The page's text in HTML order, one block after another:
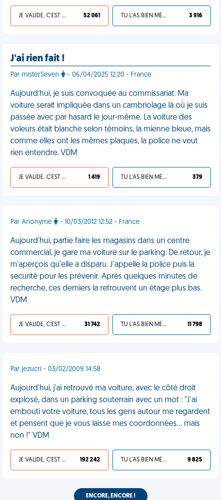
JE VALIDE, C'EST UNE VDM 52 061 TU L'AS BIEN MÉRITÉ 3 916
J'ai rien fait !
Par misterSeven - 06/04/2025 12:20 - France
Aujourd’hui, je suis convoquée au commissariat. Ma
voiture serait impliquée dans un cambriolage là où je suis
passée avec par hasard le jour-même. La voiture des
voleurs était blanche selon témoins, la mienne bleue, mais
comme elles ont les mêmes plaques, la police ne veut
rien entendre. VDM
JE VALIDE, C'EST UNE VDM 1 419 TU L'AS BIEN MÉRITÉ 379
Par Anonyme - 10/03/2012 12:52 - France
Aujourd'hui, partie faire les magasins dans un centre
commercial, je gare ma voiture sur le parking. De retour, je
m'aperçois qu'elle a disparu. J'appelle la police puis la
securité pour les prévenir. Après quelques minutes de
recherche, ces derniers la retrouvent un étage plus bas.
VDM
JE VALIDE, C'EST UNE VDM 31 742 TU L'AS BIEN MÉRITÉ 11 798
Par jezucri - 03/02/2009 14:58
Aujourd'hui, j'ai retrouvé ma voiture, avec le côté droit
explosé, dans un parking souterrain avec un mot : "J'ai
embouti votre voiture, tous les gens autour me regardent
et pensent que je vous laisse mes coordonnées... mais
non !" VDM
JE VALIDE, C'EST UNE VDM 192 242 TU L'AS BIEN MÉRITÉ 9 825
ENCORE, ENCORE !